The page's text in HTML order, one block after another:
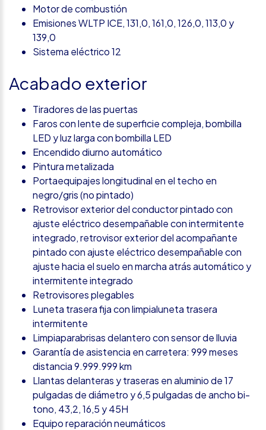
Motor de combustión
Emisiones WLTP ICE, 131,0, 161,0, 126,0, 113,0 y
139,0
Sistema eléctrico 12
Acabado exterior
Tiradores de las puertas
Faros con lente de superficie compleja, bombilla
LED y luz larga con bombilla LED
Encendido diurno automático
Pintura metalizada
Portaequipajes longitudinal en el techo en
negro/gris (no pintado)
Retrovisor exterior del conductor pintado con
ajuste eléctrico desempañable con intermitente
integrado, retrovisor exterior del acompañante
pintado con ajuste eléctrico desempañable con
ajuste hacia el suelo en marcha atrás automático y
intermitente integrado
Retrovisores plegables
Luneta trasera fija con limpialuneta trasera
intermitente
Limpiaparabrisas delantero con sensor de lluvia
Garantía de asistencia en carretera: 999 meses
distancia 9.999.999 km
Llantas delanteras y traseras en aluminio de 17
pulgadas de diámetro y 6,5 pulgadas de ancho bi-
tono, 43,2, 16,5 y 45H
Equipo reparación neumáticos